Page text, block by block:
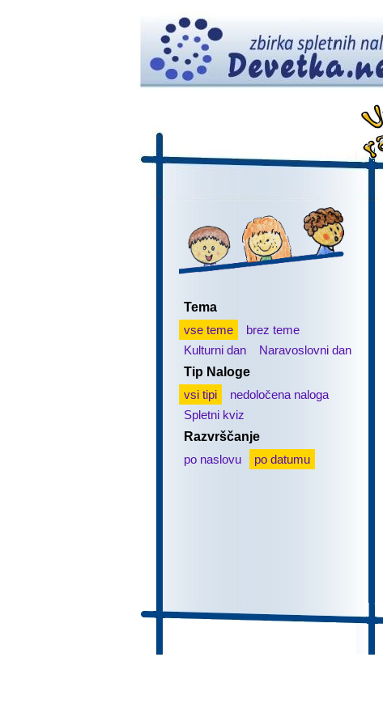
Tema
vse teme
brez teme
Kulturni dan
Naravoslovni dan
Tip Naloge
vsi tipi
nedoločena naloga
Spletni kviz
Razvrščanje
po naslovu
po datumu